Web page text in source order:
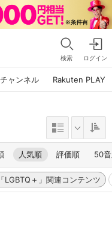
検索 ログイン
ャンネル Rakuten PLAY
人気順 評価順 50
LGBTQ＋」関連コンテンツ